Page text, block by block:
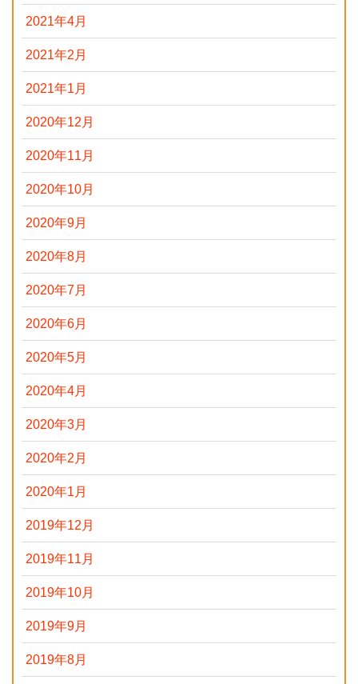
2021年4月
2021年2月
2021年1月
2020年12月
2020年11月
2020年10月
2020年9月
2020年8月
2020年7月
2020年6月
2020年5月
2020年4月
2020年3月
2020年2月
2020年1月
2019年12月
2019年11月
2019年10月
2019年9月
2019年8月